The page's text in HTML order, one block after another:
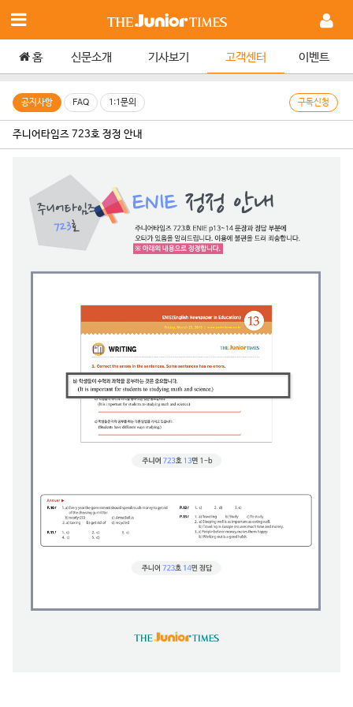
홈 신문소개 기사보기 고객센터 이벤트
공지사항 FAQ 1:1문의 구독신청
주니어타임즈 723호 정정 안내